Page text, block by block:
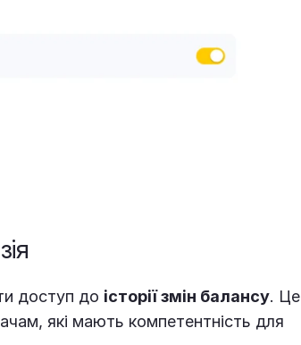
доступ до історії змін балансу. Це
які мають компетентність для